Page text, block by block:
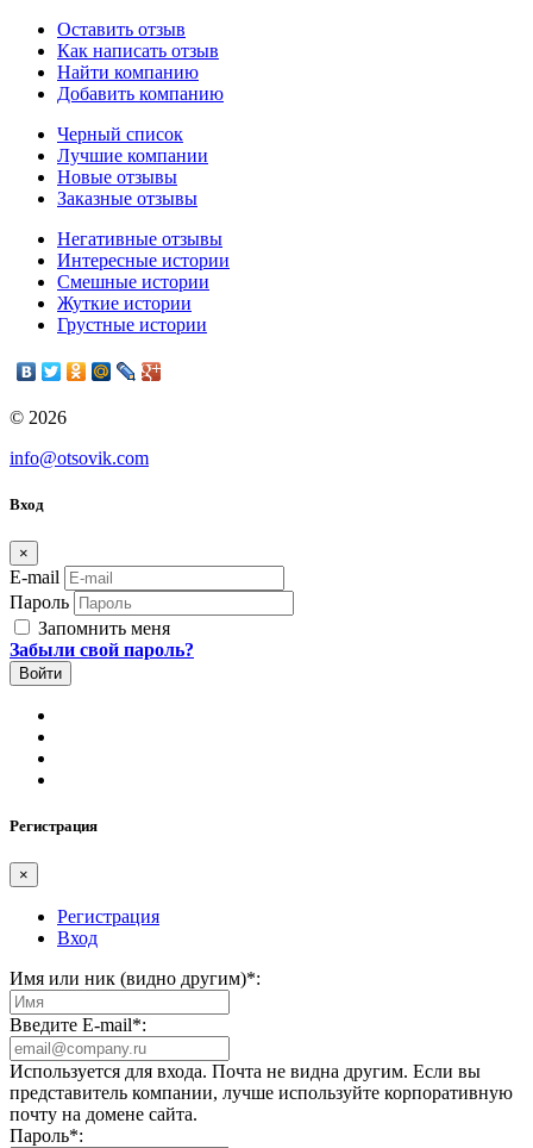
Оставить отзыв
Как написать отзыв
Найти компанию
Добавить компанию
Черный список
Лучшие компании
Новые отзывы
Заказные отзывы
Негативные отзывы
Интересные истории
Смешные истории
Жуткие истории
Грустные истории
© 2026
info@otsovik.com
Вход
×
E-mail
Пароль
Запомнить меня
Забыли свой пароль?
Регистрация
×
Регистрация
Вход
Имя или ник (видно другим)*:
Введите E-mail*:
Используется для входа. Почта не видна другим. Если вы
представитель компании, лучше используйте корпоративную
почту на домене сайта.
Пароль*: